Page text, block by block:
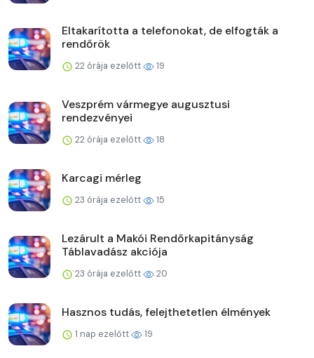
Eltakarította a telefonokat, de elfogták a
rendőrök
22 órája ezelőtt 19
Veszprém vármegye augusztusi
rendezvényei
22 órája ezelőtt 18
Karcagi mérleg
23 órája ezelőtt 15
Lezárult a Makói Rendőrkapitányság
Táblavadász akciója
23 órája ezelőtt 20
Hasznos tudás, felejthetetlen élmények
1 nap ezelőtt 19